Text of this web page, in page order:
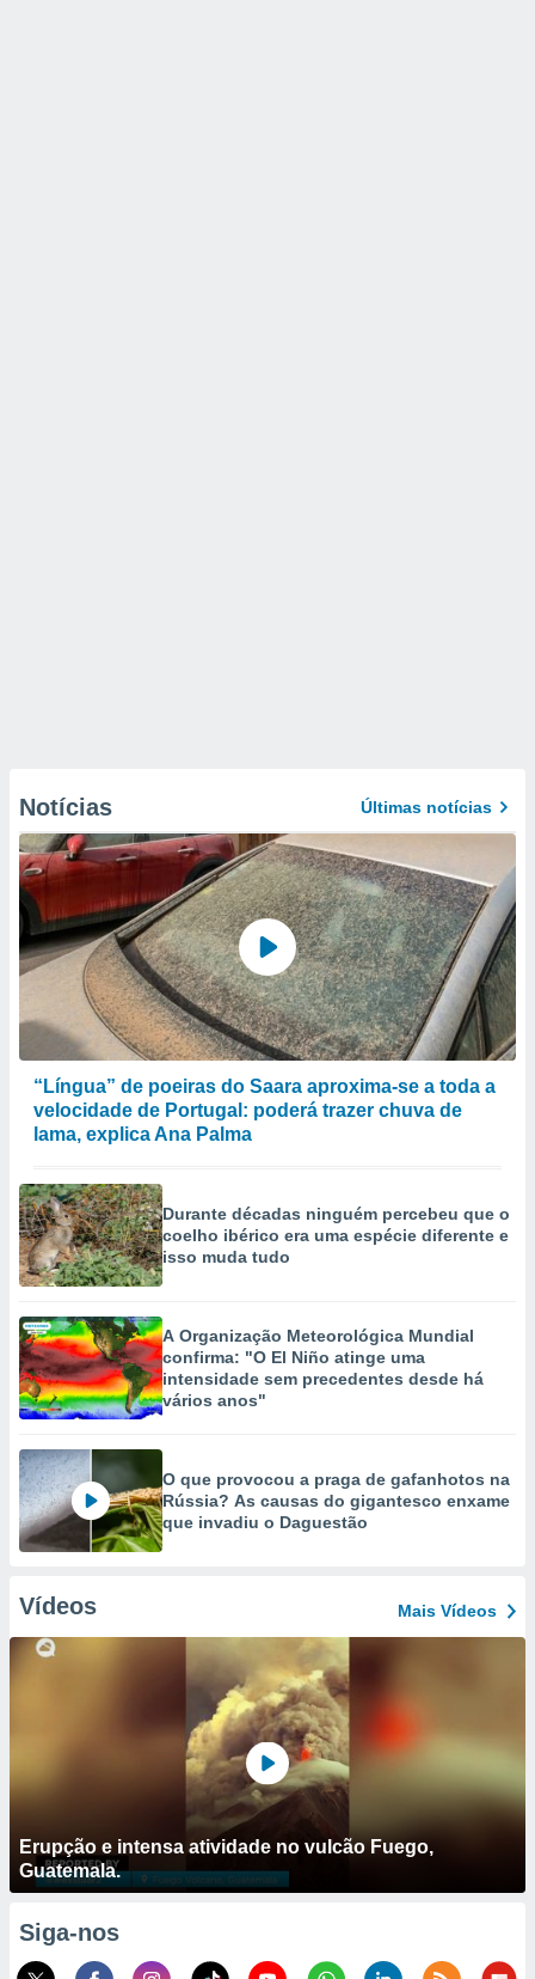
Notícias Últimas notícias
“Língua” de poeiras do Saara aproxima-se a toda a
velocidade de Portugal: poderá trazer chuva de
lama, explica Ana Palma
Durante décadas ninguém percebeu que o
coelho ibérico era uma espécie diferente e
isso muda tudo
A Organização Meteorológica Mundial
confirma: "O El Niño atinge uma
intensidade sem precedentes desde há
vários anos"
O que provocou a praga de gafanhotos na
Rússia? As causas do gigantesco enxame
que invadiu o Daguestão
Vídeos Mais Vídeos
Erupção e intensa atividade no vulcão Fuego,
Guatemala.
Siga-nos